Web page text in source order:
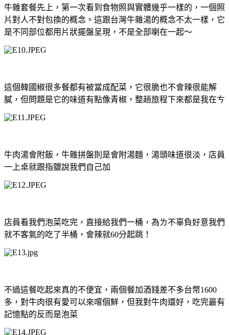
牛雜套餐先上，第一次看到食物照與實體幾乎一樣的，一個照
片對人不對包換的概念。這跟台灣牛雜湯的概念不太一樣，它
是不同部位都用片狀擺盤呈現，不是全部喇在一起～
這個韓國椒很多餐都有被當成配菜，它很脆也不會辣很能解
膩，但問題是它的味道有點像青椒，整趟旅程下來都是我在ㄘ
牛肉湯會附飯，牛雜拼盤則是會附湯麵，湯頭味道很淡，店員
一上桌就跟指鹽說我們自己加
店員看我們泡菜吃完，直接給我們一桶，為ㄌ不辜負好意我們
就不客氣的吃了半桶，會辣就60分起跳！
不過這餐吃起來真的不便宜，兩個餐加酒錢差不多台幣1600
多，對牛肉很有愛可以來嚐個鮮，但我對牛肉還好，吃完最有
記憶點的反而是泡菜